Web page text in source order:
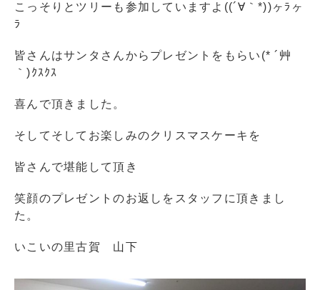
こっそりとツリーも参加していますよ((´∀｀*))ヶﾗヶ
ﾗ
皆さんはサンタさんからプレゼントをもらい(* ´艸
｀)ｸｽｸｽ
喜んで頂きました。
そしてそしてお楽しみのクリスマスケーキを
皆さんで堪能して頂き
笑顔のプレゼントのお返しをスタッフに頂きまし
た。
いこいの里古賀 山下